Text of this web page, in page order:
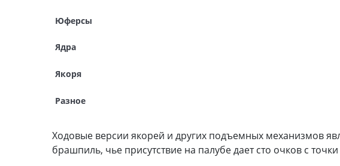
Юферсы
Ядра
Якоря
Разное
Ходовые версии якорей и других подъемных механизмов
брашпиль, чье присутствие на палубе дает сто очков с